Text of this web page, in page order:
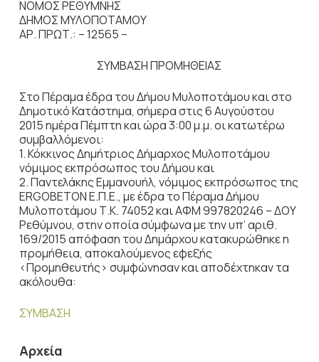
ΝΟΜΟΣ ΡΕΘΥΜΝΗΣ
ΔΗΜΟΣ ΜΥΛΟΠΟΤΑΜΟΥ
ΑΡ. ΠΡΩΤ.: – 12565 –
ΣΥΜΒΑΣΗ ΠΡΟΜΗΘΕΙΑΣ
Στο Πέραμα έδρα του Δήμου Μυλοποτάμου και στο
Δημοτικό Κατάστημα, σήμερα στις 6 Αυγούστου
2015 ημέρα Πέμπτη και ώρα 3:00 μ.μ. οι κατωτέρω
συμβαλλόμενοι:
1. Κόκκινος Δημήτριος Δήμαρχος Μυλοποτάμου
νόμιμος εκπρόσωπος του Δήμου και
2. Παντελάκης Εμμανουήλ, νόμιμος εκπρόσωπος της
ERGOBETON Ε.Π.Ε., με έδρα το Πέραμα Δήμου
Μυλοποτάμου Τ.Κ. 74052 και ΑΦΜ 997820246 – ΔΟΥ
Ρεθύμνου, στην οποία σύμφωνα με την υπ’ αριθ.
169/2015 απόφαση του Δημάρχου κατακυρώθηκε η
προμήθεια, αποκαλούμενος εφεξής
<Προμηθευτής> συμφώνησαν και αποδέχτηκαν τα
ακόλουθα:
ΣΥΜΒΑΣΗ
Αρχεία